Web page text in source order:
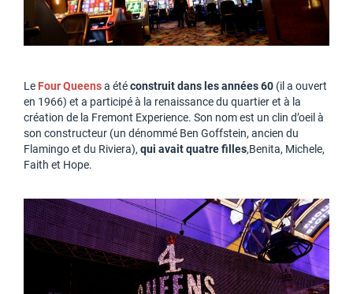
Le Four Queensa étéconstruit dans les années 60 (il a ouvert
en 1966) et a participé à la renaissance du quartier et à la
création de la Fremont Experience. Son nom est un clin d’oeil à
son constructeur (un dénommé Ben Goffstein, ancien du
Flamingo et du Riviera), qui avait quatre filles,Benita, Michele,
Faith et Hope.